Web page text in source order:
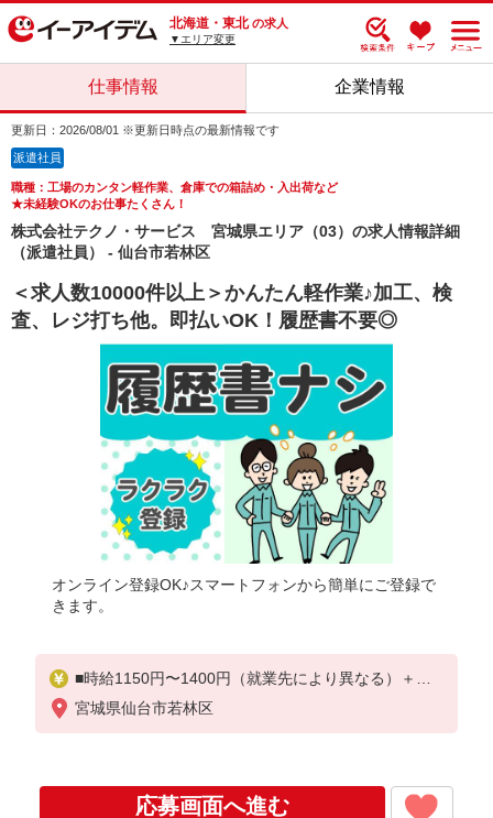
北海道・東北 の求人
▼エリア変更
仕事情報 企業情報
更新日：2026/08/01 ※更新日時点の最新情報です
派遣社員
職種：工場のカンタン軽作業、倉庫での箱詰め・入出荷など
★未経験OKのお仕事たくさん！
株式会社テクノ・サービス 宮城県エリア（03）の求人情報詳細
（派遣社員） - 仙台市若林区
＜求人数10000件以上＞かんたん軽作業♪加工、検
査、レジ打ち他。即払いOK！履歴書不要◎
オンライン登録OK♪スマートフォンから簡単にご登録で
きます。
■時給1150円〜1400円（就業先により異なる）＋交
通費
宮城県仙台市若林区
応募画面へ進む